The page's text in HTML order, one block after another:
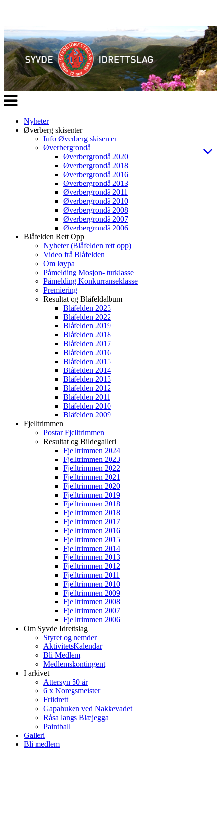
Veksle
navigasjon
Nyheter
Øverberg skisenter
Info Øverberg skisenter
Øverbergrondå
Øverbergrondå 2020
Øverbergrondå 2018
Øverbergrondå 2016
Øverbergrondå 2013
Øverbergrondå 2011
Øverbergrondå 2010
Øverbergrondå 2008
Øverbergrondå 2007
Øverbergrondå 2006
Blåfelden Rett Opp
Nyheter (Blåfelden rett opp)
Video frå Blåfelden
Om løypa
Påmelding Mosjon- turklasse
Påmelding Konkurranseklasse
Premiering
Resultat og Blåfeldalbum
Blåfelden 2023
Blåfelden 2022
Blåfelden 2019
Blåfelden 2018
Blåfelden 2017
Blåfelden 2016
Blåfelden 2015
Blåfelden 2014
Blåfelden 2013
Blåfelden 2012
Blåfelden 2011
Blåfelden 2010
Blåfelden 2009
Fjelltrimmen
Postar Fjelltrimmen
Resultat og Bildegalleri
Fjelltrimmen 2024
Fjelltrimmen 2023
Fjelltrimmen 2022
Fjelltrimmen 2021
Fjelltrimmen 2020
Fjelltrimmen 2019
Fjelltrimmen 2018
Fjelltrimmen 2018
Fjelltrimmen 2017
Fjelltrimmen 2016
Fjelltrimmen 2015
Fjelltrimmen 2014
Fjelltrimmen 2013
Fjelltrimmen 2012
Fjelltrimmen 2011
Fjelltrimmen 2010
Fjelltrimmen 2009
Fjelltrimmen 2008
Fjelltrimmen 2007
Fjelltrimmen 2006
Om Syvde Idrettslag
Styret og nemder
AktivitetsKalendar
Bli Medlem
Medlemskontingent
I arkivet
Attersyn 50 år
6 x Noregsmeister
Friidrett
Gapahuken ved Nakkevadet
Råsa langs Blæjegga
Paintball
Galleri
Bli medlem